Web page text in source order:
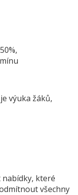
výuka žáků,
nabídky, které
všechny